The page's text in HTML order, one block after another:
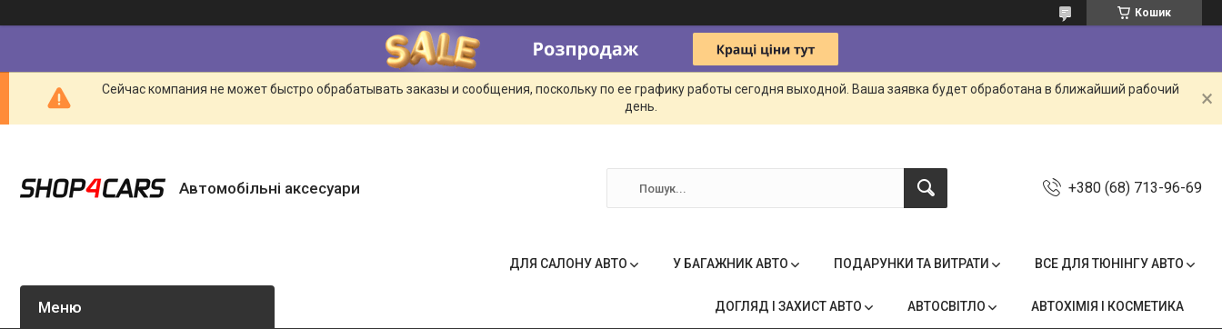
Кошик
Сейчас компания не может быстро обрабатывать заказы и сообщения, поскольку по ее графику работы сегодня выходной. Ваша заявка будет обработана в ближайший рабочий
день.
Автомобільні аксесуари +380 (68) 713-96-69
ДЛЯ САЛОНУ АВТО У БАГАЖНИК АВТО ПОДАРУНКИ ТА ВИТРАТИ ВСЕ ДЛЯ ТЮНІНГУ АВТО
ДОГЛЯД І ЗАХИСТ АВТО АВТОСВІТЛО АВТОХІМІЯ І КОСМЕТИКА